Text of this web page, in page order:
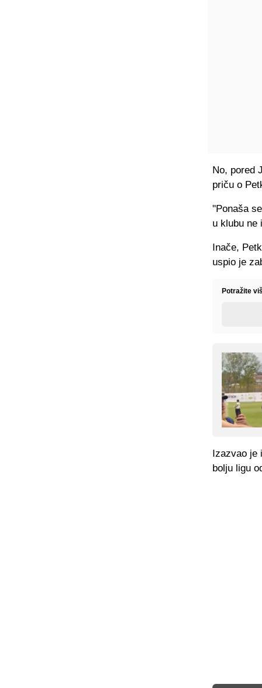
No, pored
priču o
"Ponaša
u klubu ne
Inače,
uspio je
Potražite
Izazvao je
bolju ligu